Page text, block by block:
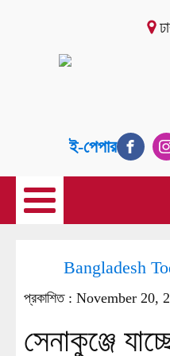
ই-পেপার
Bangladesh
প্রকাশিত : November 20,
সেনাকুঞ্জে